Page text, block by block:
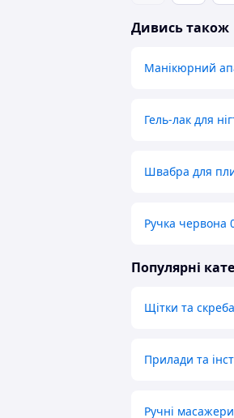
Дивись також
Манікюрний
Гель-лак для
Швабра для
Ручка червона
Популярні
Щітки та
Прилади та
Ручні масажери